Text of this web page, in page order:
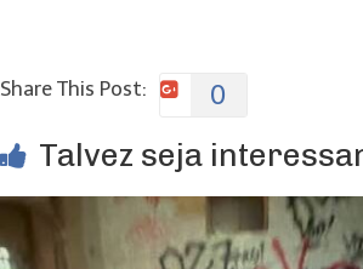
Share This Post:
0
Talvez seja